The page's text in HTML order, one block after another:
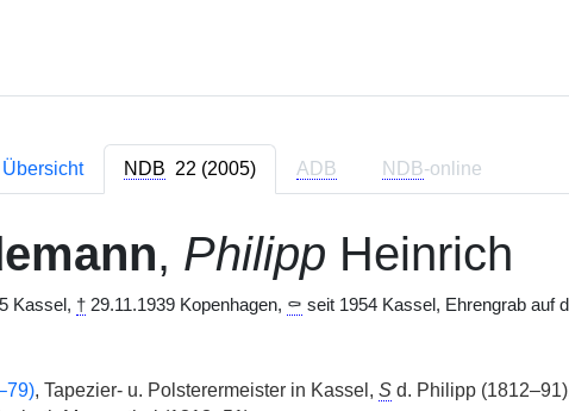
Übersicht NDB 22 (2005) ADB NDB-online
, Philipp Heinrich
Kassel, †29.11.1939 Kopenhagen, ⚰ seit 1954 Kassel, Ehrengrab auf
, Tapezier- u. Polsterermeister in Kassel, Sd. Philipp